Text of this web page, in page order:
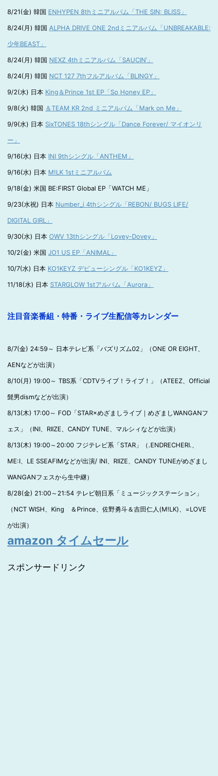
8/21(金) 韓国 ENHYPEN 8thミニアルバム「THE SIN: BLISS」
8/24(月) 韓国 ALPHA DRIVE ONE 2ndミニアルバム「UNBREAKABLE:
少年BEAST」
8/24(月) 韓国 NEXZ 4thミニアルバム「SAUCIN’」
8/24(月) 韓国 NCT 127 7thフルアルバム「BLINGY」
9/2(水) 日本 King＆Prince 1st EP「So Honey EP」
9/8(火) 韓国 ＆TEAM KR 2nd ミニアルバム「Mark on Me」
9/9(水) 日本 SixTONES 18thシングル「Dance Forever/ マイオンリ
ー」
9/16(水) 日本 INI 9thシングル「ANTHEM」
9/16(水) 日本 M!LK 1stミニアルバム
9/18(金) 米国 BE:FIRST Global EP「WATCH ME」
9/23(水祝) 日本 Number_i 4thシングル「REBON/ BUGS LIFE/
DIGITAL GIRL」
9/30(水) 日本 OWV 13thシングル「Lovey-Dovey」
10/2(金) 米国 JO1 US EP「ANIMAL」
10/7(水) 日本 KO1KEYZ デビューシングル「KO1KEYZ」
11/18(水) 日本 STARGLOW 1stアルバム「Aurora」
注目音楽番組・特番・ライブ生配信等カレンダー
8/7(金) 24:59～ 日本テレビ系「バズリズム02」（ONE OR EIGHT、
AENなどが出演）
8/10(月) 19:00～ TBS系「CDTVライブ！ライブ！」（ATEEZ、Official
髭男dismなどが出演）
8/13(木) 17:00～ FOD「STAR×めざましライブ｜めざましWANGANフ
ェス」（INI、RIIZE、CANDY TUNE、マルシィなどが出演）
8/13(木) 19:00～20:00 フジテレビ系「STAR」（.ENDRECHERI.、
ME:I、LE SSEAFIMなどが出演/ INI、RIIZE、CANDY TUNEがめざまし
WANGANフェスから生中継）
8/28(金) 21:00～21:54 テレビ朝日系「ミュージックステーション」
（NCT WISH、King ＆Prince、佐野勇斗＆吉田仁人(M!LK)、=LOVE
が出演）
amazon タイムセール
スポンサードリンク